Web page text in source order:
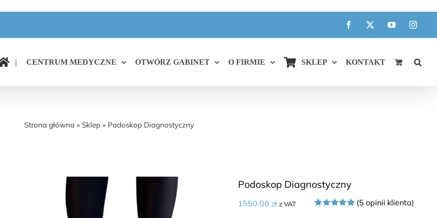
Facebook
X YouTube
| CENTRUM MEDYCZNE OTWÓRZ GABINET O FIRMIE SKLEP KONTAKT
Strona główna » Sklep » Podoskop Diagnostyczny
Podoskop Diagnostyczny
1550.00zł z VAT
(5 opinii klienta)